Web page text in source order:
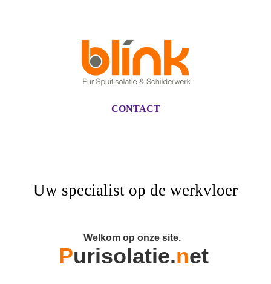
CONTACT
Uw specialist op de werkvloer
Welkom op onze site.
Purisolatie.net